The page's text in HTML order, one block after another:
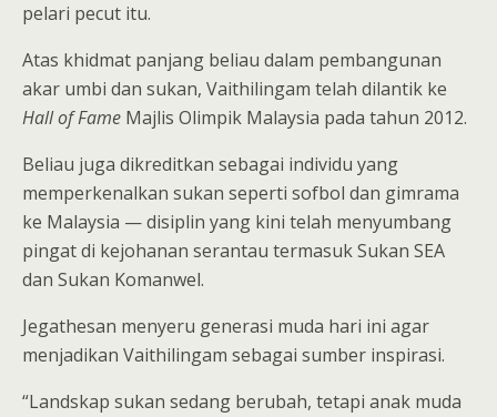
pelari pecut itu.
Atas khidmat panjang beliau dalam pembangunan
akar umbi dan sukan, Vaithilingam telah dilantik ke
Hall of Fame Majlis Olimpik Malaysia pada tahun 2012.
Beliau juga dikreditkan sebagai individu yang
memperkenalkan sukan seperti sofbol dan gimrama
ke Malaysia — disiplin yang kini telah menyumbang
pingat di kejohanan serantau termasuk Sukan SEA
dan Sukan Komanwel.
Jegathesan menyeru generasi muda hari ini agar
menjadikan Vaithilingam sebagai sumber inspirasi.
“Landskap sukan sedang berubah, tetapi anak muda